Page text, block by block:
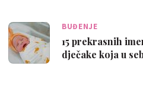
BUĐENJE
15 prekrasnih
dječake koja u